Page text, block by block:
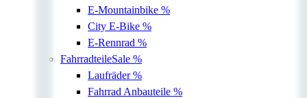
E-Mountainbike %
City E-Bike %
E-Rennrad %
FahrradteileSale %
Laufräder%
Fahrrad Anbauteile %